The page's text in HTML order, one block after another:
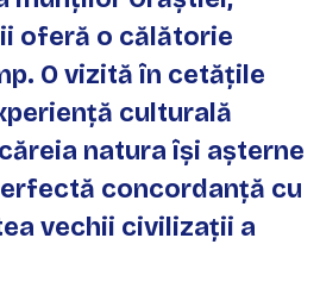
oferă o călătorie
O vizită în cetățile
culturală
natura își așterne
concordanță cu
vechii civilizații a